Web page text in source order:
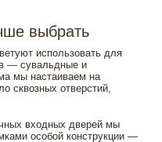
выбрать
использовать для
— сувальдные и
мы настаиваем на
сквозных отверстий,
входных дверей мы
особой конструкции —